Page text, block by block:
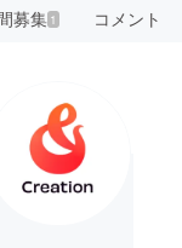
募集 1 コメント